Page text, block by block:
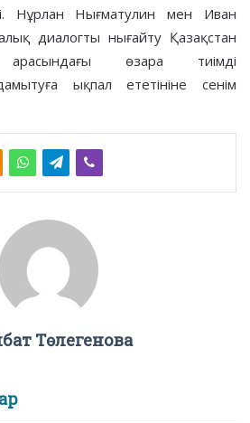
Нұрлан Нығматулин мен Иван
диалогты нығайту Қазақстан
өзара тиімді
ықпал ететініне сенім
Төлегенова